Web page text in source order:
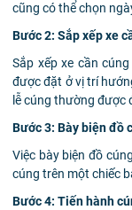
cũng có thể chọn
Bước 2: Sắp xếp xe
Sắp xếp xe cần
được đặt ở vị trí
lễ cúng thường được
Bước 3: Bày biện đồ
Việc bày biện đồ
cúng trên một chiếc
Bước 4: Tiến hành